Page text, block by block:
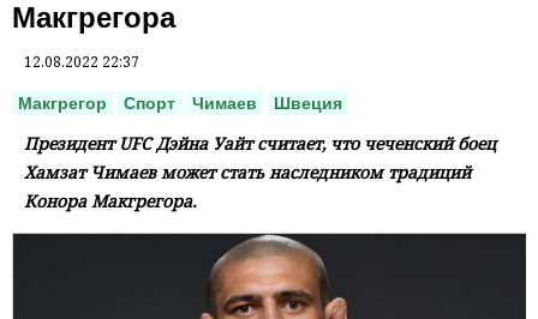
Макгрегора
12.08.2022 22:37
Макгрегор Спорт Чимаев Швеция
Президент UFC Дэйна Уайт считает, что чеченский боец
Хамзат Чимаев может стать наследником традиций
Конора Макгрегора.